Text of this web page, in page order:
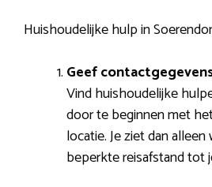
Huishoudelijke hulp in
Geef
Vind huishoudelijke
door te beginnen met
locatie. Je ziet dan
beperkte reisafstand tot